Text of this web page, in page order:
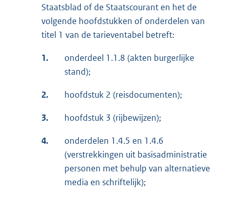
Staatsblad of de Staatscourant en het de
volgende hoofdstukken of onderdelen van
titel 1 van de tarieventabel betreft:
1.
onderdeel 1.1.8 (akten burgerlijke
stand);
2. hoofdstuk 2 (reisdocumenten);
3. hoofdstuk 3 (rijbewijzen);
4.
onderdelen 1.4.5 en 1.4.6
(verstrekkingen uit basisadministratie
personen met behulp van alternatieve
media en schriftelijk);